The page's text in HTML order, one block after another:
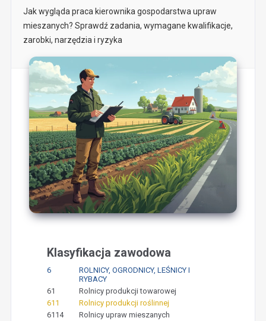
Jak wygląda praca kierownika gospodarstwa upraw
mieszanych? Sprawdź zadania, wymagane kwalifikacje,
zarobki, narzędzia i ryzyka
Klasyfikacja zawodowa
6
ROLNICY, OGRODNICY, LEŚNICY I
RYBACY
61
Rolnicy produkcji towarowej
611
Rolnicy produkcji roślinnej
6114
Rolnicy upraw mieszanych